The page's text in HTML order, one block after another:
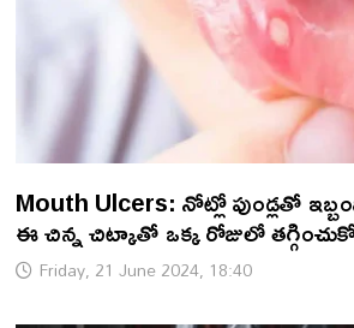
Mouth Ulcers: నోట్లో పుండ్లతో
ఈ చిన్న చిట్కాతో ఒక్క రోజులో
Friday, 21 June 2024, 18:40